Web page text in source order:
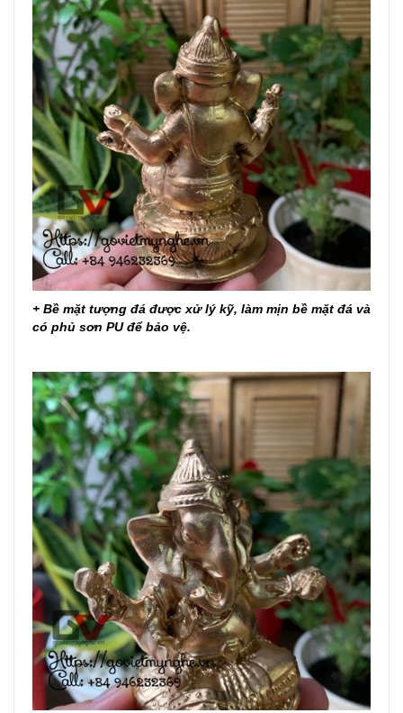
+ Bề mặt tượng đá được xử lý kỹ, làm mịn bề mặt đá và
có phủ sơn PU để bảo vệ.